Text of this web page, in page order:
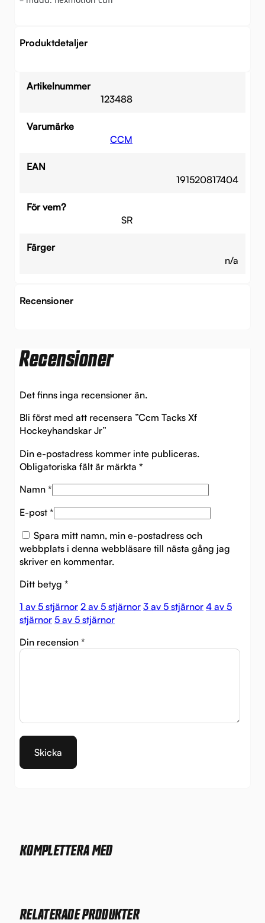
Produktdetaljer
Artikelnummer
123488
Varumärke
CCM
EAN
191520817404
För vem?
SR
Färger
n/a
Recensioner
Recensioner
Det finns inga recensioner än.
Bli först med att recensera ”Ccm Tacks Xf
Hockeyhandskar Jr”
Din e-postadress kommer inte publiceras.
Obligatoriska fält är märkta *
Namn *
E-post *
Spara mitt namn, min e-postadress och
webbplats i denna webbläsare till nästa gång jag
skriver en kommentar.
Ditt betyg *
1 av 5 stjärnor 2 av 5 stjärnor 3 av 5 stjärnor 4 av 5
stjärnor 5 av 5 stjärnor
Din recension *
KOMPLETTERA MED
RELATERADE PRODUKTER